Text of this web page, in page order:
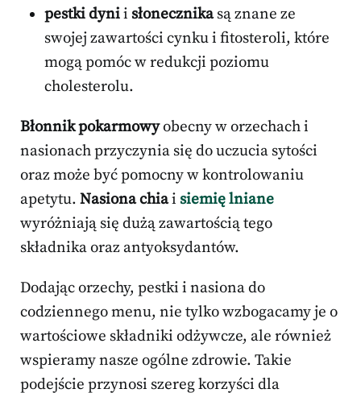
pestki dynii słonecznikasą znane ze
swojej zawartości cynku i fitosteroli, które
mogą pomóc w redukcji poziomu
cholesterolu.
Błonnik pokarmowyobecny w orzechach i
nasionach przyczynia się do uczucia sytości
oraz może być pomocny w kontrolowaniu
apetytu. Nasiona chiai siemię lniane
wyróżniają się dużą zawartością tego
składnika oraz antyoksydantów.
Dodając orzechy, pestki i nasiona do
codziennego menu, nie tylko wzbogacamy je o
wartościowe składniki odżywcze, ale również
wspieramy nasze ogólne zdrowie. Takie
podejście przynosi szereg korzyści dla